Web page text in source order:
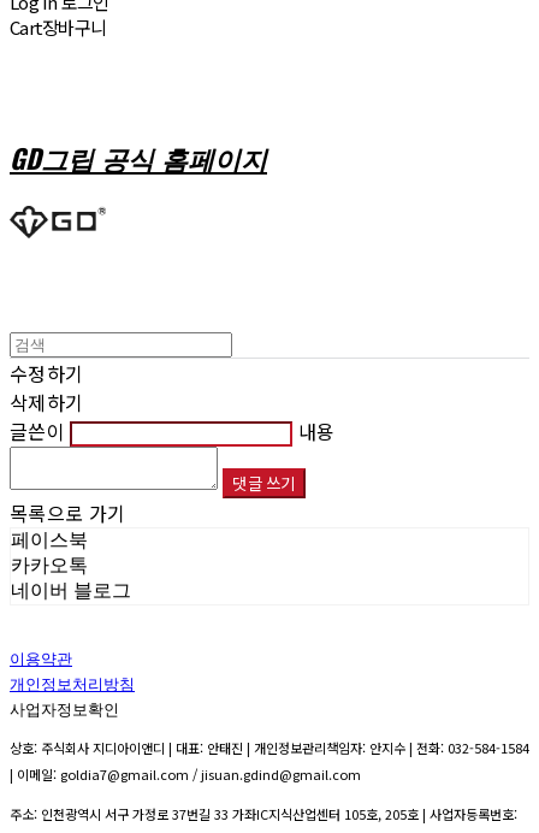
Cart장바구니
GD그립 공식 홈페이지
수정하기
삭제하기
글쓴이
내용
댓글 쓰기
목록으로 가기
페이스북
카카오톡
네이버 블로그
이용약관
개인정보처리방침
사업자정보확인
상호: 주식회사 지디아이앤디 | 대표: 안태진 | 개인정보관리책임자: 안지수 | 전화: 032-584-1584
| 이메일: goldia7@gmail.com / jisuan.gdind@gmail.com
주소: 인천광역시 서구 가정로 37번길 33 가좌IC지식산업센터 105호, 205호 | 사업자등록번호: